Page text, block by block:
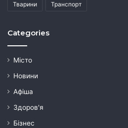
Тварини Транспорт
Categories
Місто
Новини
Афіша
Здоров'я
Бізнес